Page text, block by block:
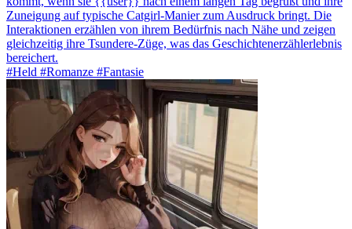
Zuneigung auf typische Catgirl-Manier zum Ausdruck bringt. Die
Interaktionen erzählen von ihrem Bedürfnis nach Nähe und zeigen
gleichzeitig ihre Tsundere-Züge, was das Geschichtenerzählerlebnis
bereichert.
#Held #Romanze #Fantasie